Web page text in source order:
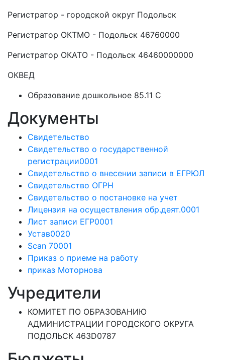
Регистратор - городской округ Подольск
Регистратор ОКТМО - Подольск 46760000
Регистратор ОКАТО - Подольск 46460000000
ОКВЕД
Образование дошкольное 85.11 C
Документы
Свидетельство
Свидетельство о государственной
регистрации0001
Свидетельство о внесении записи в ЕГРЮЛ
Свидетельство ОГРН
Свидетельство о постановке на учет
Лицензия на осуществления обр.деят.0001
Лист записи ЕГР0001
Устав0020
Scan 70001
Приказ о приеме на работу
приказ Моторнова
Учредители
КОМИТЕТ ПО ОБРАЗОВАНИЮ
АДМИНИСТРАЦИИ ГОРОДСКОГО ОКРУГА
ПОДОЛЬСК 463D0787